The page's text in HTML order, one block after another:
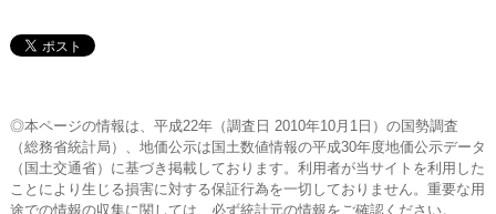
◎本ページの情報は、平成22年（調査日 2010年10月1日）の国勢調査
（総務省統計局）、地価公示は国土数値情報の平成30年度地価公示データ
（国土交通省）に基づき掲載しております。利用者が当サイトを利用した
ことにより生じる損害に対する保証行為を一切しておりません。重要な用
途での情報の収集に関しては、必ず統計元の情報をご確認ください。